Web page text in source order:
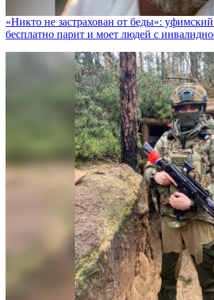
«Никто не заcтрахован от беды»:
бесплатно парит и моет людей с